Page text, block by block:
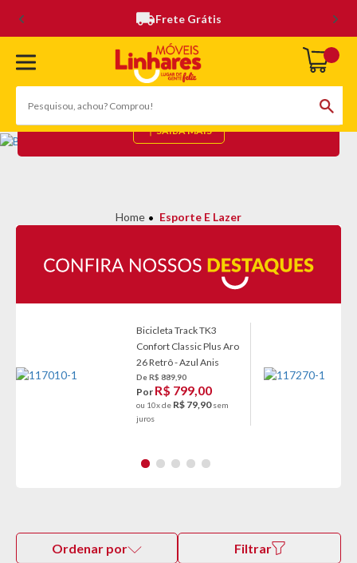
Frete Grátis
ESPORTE E LAZER
SAIBA MAIS
Esporte E Lazer
Bicicleta Track TK3
Confort Classic Plus Aro
26 Retrô - Azul Anis
De R$ 889,90
Por R$ 799,00
ou 10x de R$ 79,90sem
juros
Ordenar por Filtrar